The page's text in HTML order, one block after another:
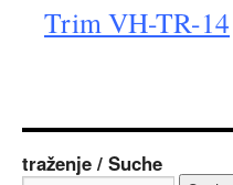
Trim VH-TR-14
traženje / Suche